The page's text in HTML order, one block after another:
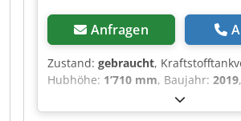
Anfragen
Zustand: gebraucht,
Hubhöhe: 1’710 mm, Baujahr: 2019,
1’670 h,
Bergbau Leergewicht: 1.510 kg